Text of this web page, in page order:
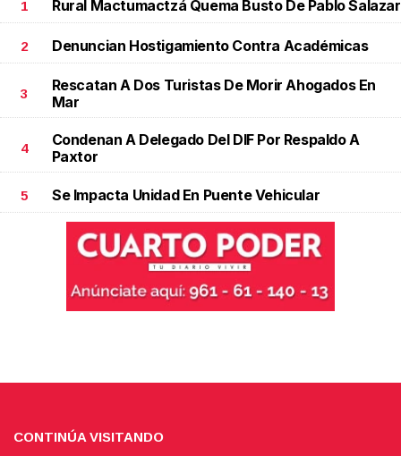
1 Rural Mactumactzá Quema Busto De Pablo Salazar
2 Denuncian Hostigamiento Contra Académicas
3
Rescatan A Dos Turistas De Morir Ahogados En
Mar
4
Condenan A Delegado Del DIF Por Respaldo A
Paxtor
5 Se Impacta Unidad En Puente Vehicular
CONTINÚA VISITANDO